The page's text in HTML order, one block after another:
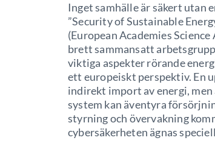
Inget samhälle är säkert utan
”Security of Sustainable
(European Academies
brett sammansatt
viktiga aspekter rörande
ett europeiskt perspektiv. En
indirekt import av energi,
system kan äventyra
styrning och övervakning
cybersäkerheten ägnas